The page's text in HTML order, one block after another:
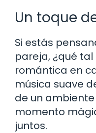
Un toque
Si estás
pareja, ¿qué
romántica en
música suave
de un
momento
juntos.